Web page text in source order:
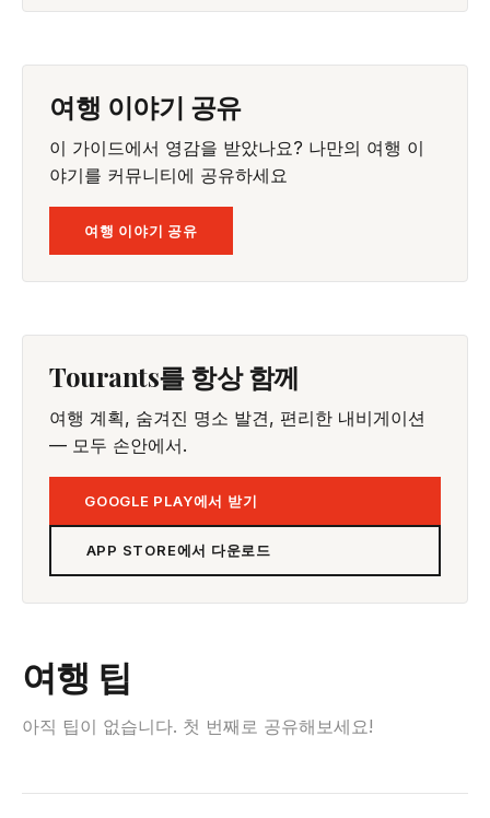
여행 이야기 공유
이 가이드에서 영감을 받았나요? 나만의 여행 이
야기를 커뮤니티에 공유하세요
여행 이야기 공유
Tourants를 항상 함께
여행 계획, 숨겨진 명소 발견, 편리한 내비게이션
— 모두 손안에서.
GOOGLE PLAY에서 받기
APP STORE에서 다운로드
여행 팁
아직 팁이 없습니다. 첫 번째로 공유해보세요!